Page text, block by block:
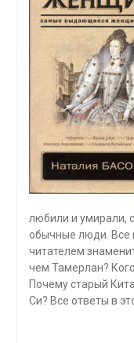
любили и умирали,
обычные люди. Все
читателем
чем Тамерлан?
Почему старый
Си? Все ответы в